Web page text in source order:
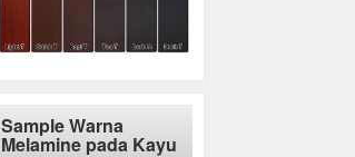
Sample Warna
Melamine pada Kayu